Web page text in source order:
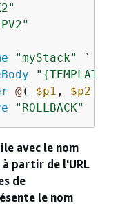
"myStack"
`
" {TEMPLATE
@( $p1 , $p2
"ROLLBACK"
avec le nom
partir de l'URL
de
le nom